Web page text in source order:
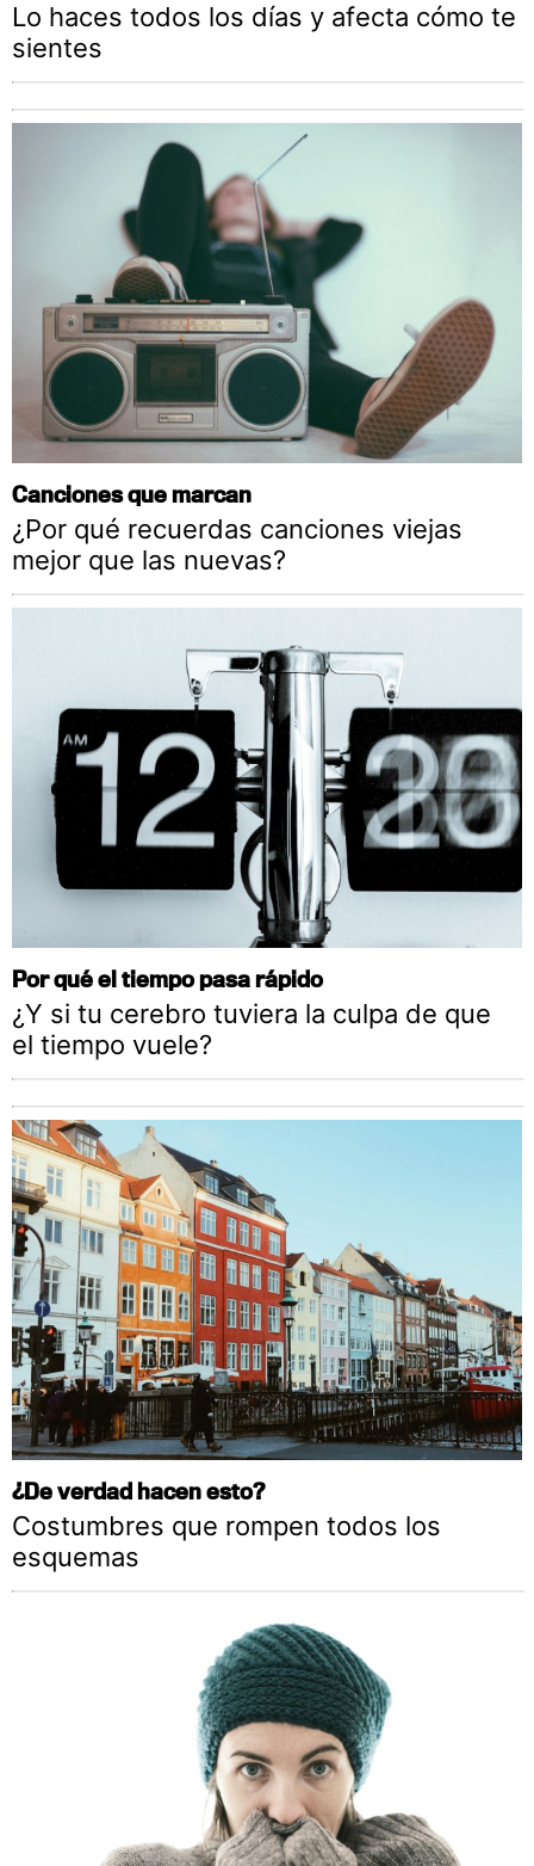
Lo haces todos los días y afecta cómo te
sientes
Canciones que marcan
¿Por qué recuerdas canciones viejas
mejor que las nuevas?
Por qué el tiempo pasa rápido
¿Y si tu cerebro tuviera la culpa de que
el tiempo vuele?
¿De verdad hacen esto?
Costumbres que rompen todos los
esquemas